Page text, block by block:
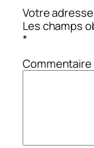
Votre
Les champs
*
Commentaire